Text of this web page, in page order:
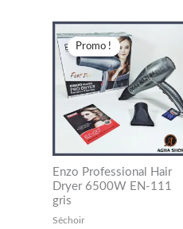
Promo !
Enzo Professional Hair
Dryer 6500W EN-111
gris
Séchoir
Le
prix
initial
était :
Le